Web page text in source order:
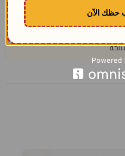
مريح، مزين بتطريز زهور راقي يضفي لمسة
المناسبات الكاجوال
حظك الآن